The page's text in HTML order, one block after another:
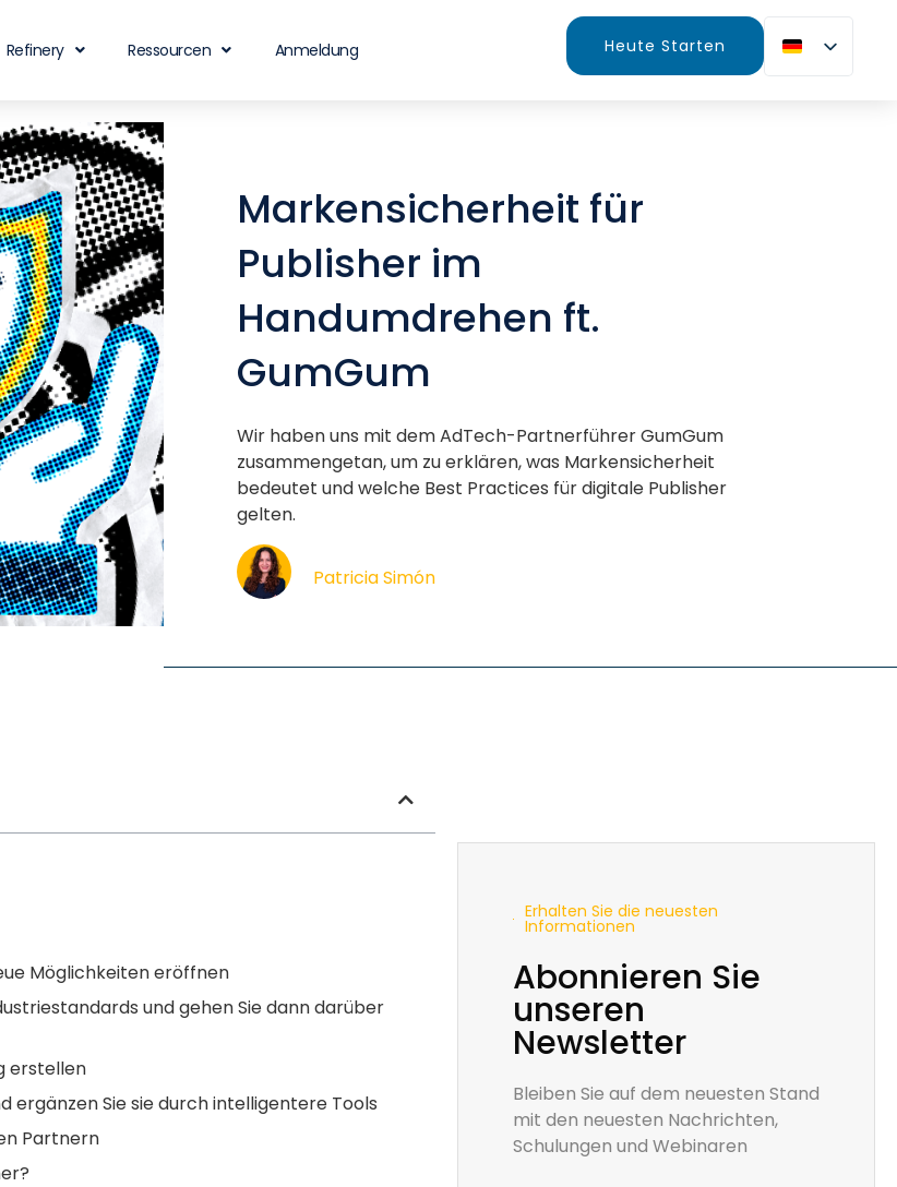
Refinery Ressourcen Anmeldung Heute Starten
Markensicherheit für
Publisher im
Handumdrehen ft.
GumGum
Wir haben uns mit dem AdTech-Partnerführer GumGum
zusammengetan, um zu erklären, was Markensicherheit
bedeutet und welche Best Practices für digitale Publisher
gelten.
Patricia Simón
Möglichkeiten eröffnen
und gehen Sie dann darüber
erstellen
ergänzen Sie sie durch intelligentere Tools
Partnern
Erhalten Sie die neuesten
Informationen
Abonnieren Sie
unseren
Newsletter
Bleiben Sie auf dem neuesten Stand
mit den neuesten Nachrichten,
Schulungen und Webinaren